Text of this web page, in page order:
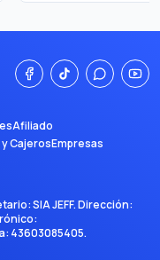
Afiliado
CajerosEmpresas
SIA JEFF. Dirección:
43603085405.